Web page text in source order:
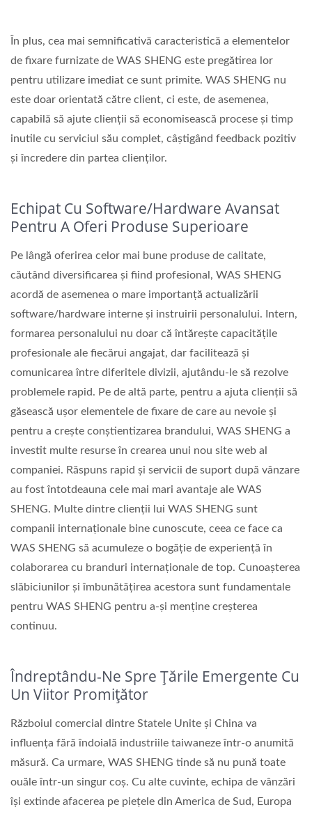
În plus, cea mai semnificativă caracteristică a elementelor
de fixare furnizate de WAS SHENG este pregătirea lor
pentru utilizare imediat ce sunt primite. WAS SHENG nu
este doar orientată către client, ci este, de asemenea,
capabilă să ajute clienții să economisească procese și timp
inutile cu serviciul său complet, câștigând feedback pozitiv
și încredere din partea clienților.
Echipat Cu Software/hardware Avansat
Pentru A Oferi Produse Superioare
Pe lângă oferirea celor mai bune produse de calitate,
căutând diversificarea și fiind profesional, WAS SHENG
acordă de asemenea o mare importanță actualizării
software/hardware interne și instruirii personalului. Intern,
formarea personalului nu doar că întărește capacitățile
profesionale ale fiecărui angajat, dar facilitează și
comunicarea între diferitele divizii, ajutându-le să rezolve
problemele rapid. Pe de altă parte, pentru a ajuta clienții să
găsească ușor elementele de fixare de care au nevoie și
pentru a crește conștientizarea brandului, WAS SHENG a
investit multe resurse în crearea unui nou site web al
companiei. Răspuns rapid și servicii de suport după vânzare
au fost întotdeauna cele mai mari avantaje ale WAS
SHENG. Multe dintre clienții lui WAS SHENG sunt
companii internaționale bine cunoscute, ceea ce face ca
WAS SHENG să acumuleze o bogăție de experiență în
colaborarea cu branduri internaționale de top. Cunoașterea
slăbiciunilor și îmbunătățirea acestora sunt fundamentale
pentru WAS SHENG pentru a-și menține creșterea
continuu.
Îndreptându-Ne Spre Țările Emergente Cu
Un Viitor Promițător
Războiul comercial dintre Statele Unite și China va
influența fără îndoială industriile taiwaneze într-o anumită
măsură. Ca urmare, WAS SHENG tinde să nu pună toate
ouăle într-un singur coș. Cu alte cuvinte, echipa de vânzări
își extinde afacerea pe piețele din America de Sud, Europa